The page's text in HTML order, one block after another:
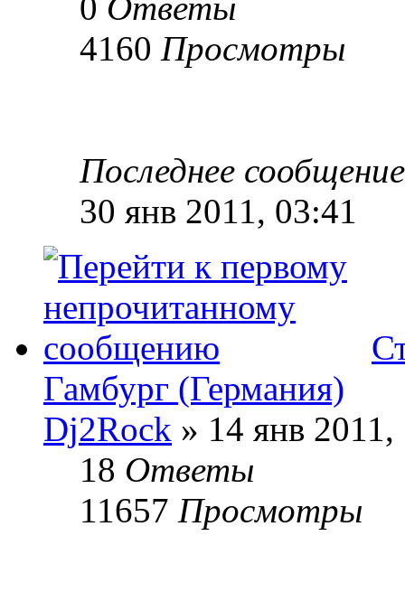
4160 Просмотры
Последнее
30 янв 2011, 03:41
Гамбург (Германия)
Dj2Rock » 14 янв
18 Ответы
11657 Просмотры